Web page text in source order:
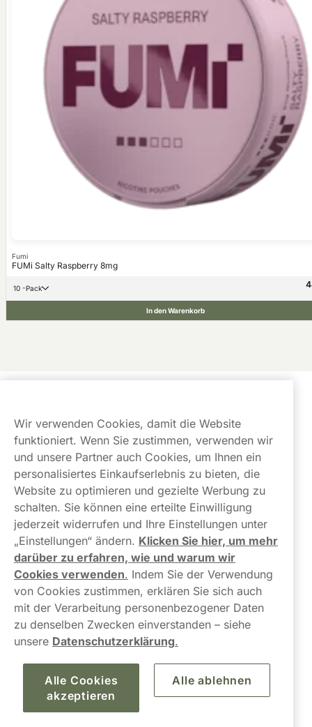
Fumi
FUMi Salty Raspberry 8mg
10 -Pack
In den Warenkorb
Kontaktiere uns!
hallo@northerner.com
+498001844282
Mo-Do: 08-17 Uhr (Pause: 12-13) Fr: 09-17 Uhr
Links
Über uns
Wir verwenden Cookies, damit die Website
funktioniert. Wenn Sie zustimmen, verwenden wir
und unsere Partner auch Cookies, um Ihnen ein
personalisiertes Einkaufserlebnis zu bieten, die
Website zu optimieren und gezielte Werbung zu
schalten. Sie können eine erteilte Einwilligung
jederzeit widerrufen und Ihre Einstellungen unter
„Einstellungen“ ändern. Klicken Sie hier, um mehr
darüber zu erfahren, wie und warum wir
Cookies verwenden. Indem Sie der Verwendung
von Cookies zustimmen, erklären Sie sich auch
mit der Verarbeitung personenbezogener Daten
zu denselben Zwecken einverstanden – siehe
unsere Datenschutzerklärung.
Alle Cookies
akzeptieren
Alle ablehnen